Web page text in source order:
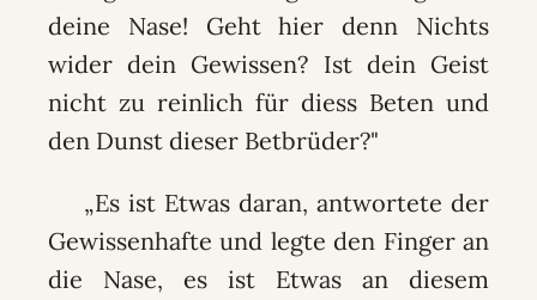
deine Nase! Geht hier denn Nichts
wider dein Gewissen? Ist dein Geist
nicht zu reinlich für diess Beten und
den Dunst dieser Betbrüder?"
„Es ist Etwas daran, antwortete der
Gewissenhafte und legte den Finger an
die Nase, es ist Etwas an diesem